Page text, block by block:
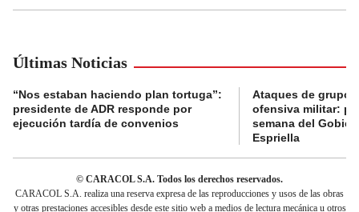
Últimas Noticias
“Nos estaban haciendo plan tortuga”:
presidente de ADR responde por
ejecución tardía de convenios
Ataques de
ofensiva militar:
semana del
Espriella
© CARACOL S.A. Todos los derechos reservados.
CARACOL S.A. realiza una reserva expresa de las reproducciones y usos de las obras
y otras prestaciones accesibles desde este sitio web a medios de lectura mecánica u otros